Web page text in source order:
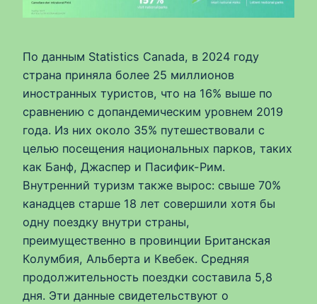
По данным Statistics Canada, в 2024 году
страна приняла более 25 миллионов
иностранных туристов, что на 16% выше по
сравнению с допандемическим уровнем 2019
года. Из них около 35% путешествовали с
целью посещения национальных парков, таких
как Банф, Джаспер и Пасифик-Рим.
Внутренний туризм также вырос: свыше 70%
канадцев старше 18 лет совершили хотя бы
одну поездку внутри страны,
преимущественно в провинции Британская
Колумбия, Альберта и Квебек. Средняя
продолжительность поездки составила 5,8
дня. Эти данные свидетельствуют о